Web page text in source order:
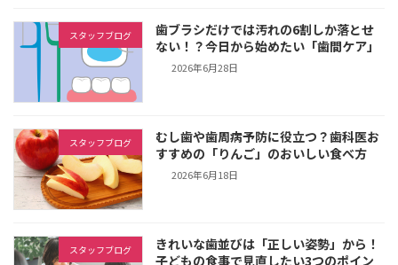
スタッフブログ
歯ブラシだけでは汚れの6割しか落とせ
ない！？今日から始めたい「歯間ケア」
2026年6月28日
スタッフブログ
むし歯や歯周病予防に役立つ？歯科医お
すすめの「りんご」のおいしい食べ方
2026年6月18日
スタッフブログ
きれいな歯並びは「正しい姿勢」から！
子どもの食事で見直したい3つのポイン